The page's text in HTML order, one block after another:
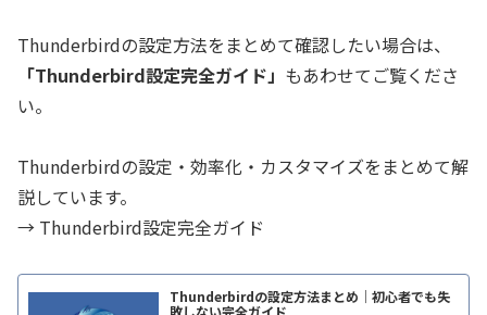
Thunderbirdの設定方法をまとめて確認したい場合は、
「Thunderbird設定完全ガイド」 もあわせてご覧くださ
い。
Thunderbirdの設定・効率化・カスタマイズをまとめて解
説しています。
→ Thunderbird設定完全ガイド
Thunderbirdの設定方法まとめ｜初心者でも失
敗しない完全ガイド